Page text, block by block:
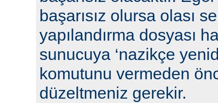
başarısız olursa olası
yapılandırma dosyası
sunucuya ‘nazikçe
komutunu vermeden
düzeltmeniz gerekir.